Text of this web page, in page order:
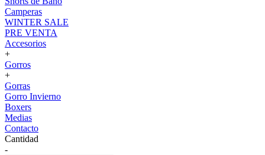
Camperas
WINTER SALE
PRE VENTA
Accesorios
+
Gorros
+
Gorras
Gorro Invierno
Boxers
Medias
Contacto
Cantidad
-